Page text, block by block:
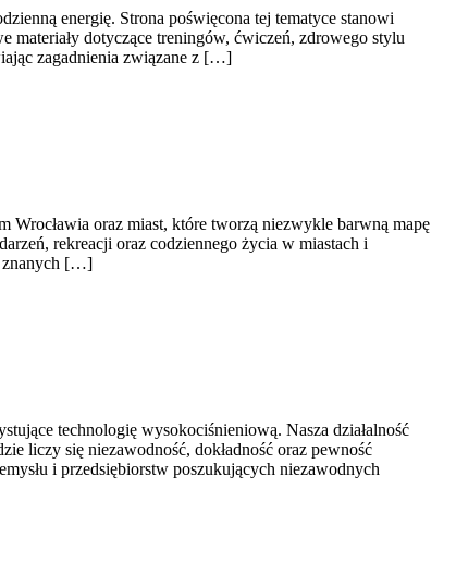
energię. Strona poświęcona tej tematyce stanowi
dotyczące treningów, ćwiczeń, zdrowego stylu
zagadnienia związane z […]
oraz miast, które tworzą niezwykle barwną mapę
rekreacji oraz codziennego życia w miastach i
znanych […]
technologię wysokociśnieniową. Nasza działalność
liczy się niezawodność, dokładność oraz pewność
i przedsiębiorstw poszukujących niezawodnych